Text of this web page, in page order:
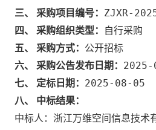
三、 采购项目编号： ZJXR-
四、 采购组织类型：
自行采购
五、 采购方式： 公开招标
六、 采购公告发布日期：
七、 定标日期： 2025-08-05
八、 中标结果：
中标人：浙江万维空间信息技